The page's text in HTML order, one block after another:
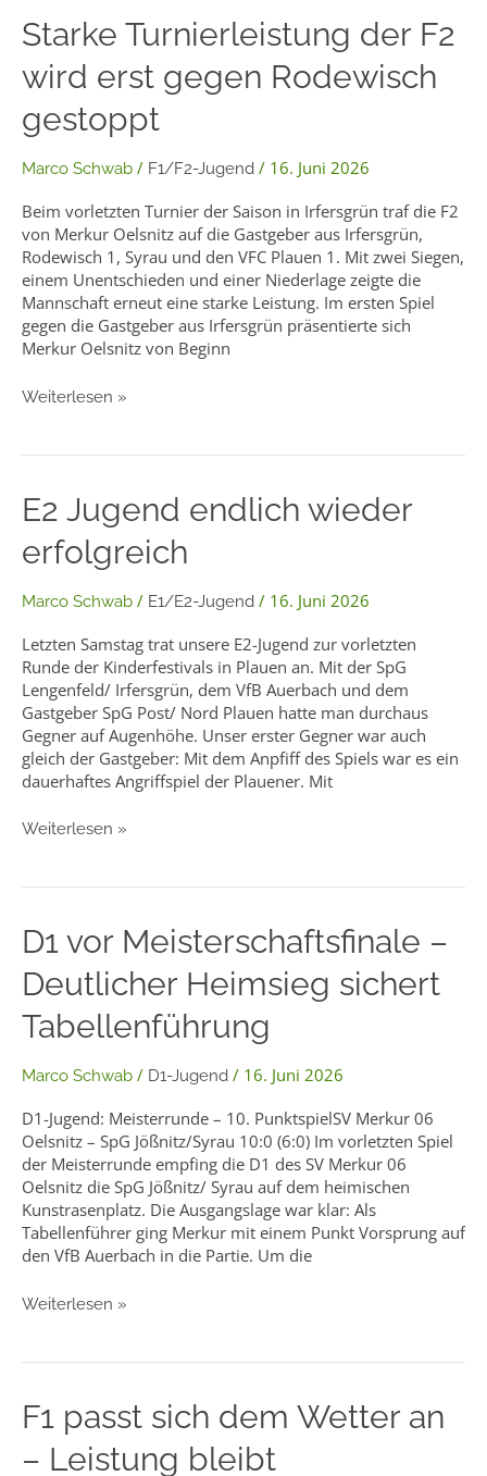
Starke Turnierleistung der F2
wird erst gegen Rodewisch
gestoppt
Marco Schwab / F1/F2-Jugend / 16. Juni 2026
Beim vorletzten Turnier der Saison in Irfersgrün traf die F2
von Merkur Oelsnitz auf die Gastgeber aus Irfersgrün,
Rodewisch 1, Syrau und den VFC Plauen 1. Mit zwei Siegen,
einem Unentschieden und einer Niederlage zeigte die
Mannschaft erneut eine starke Leistung. Im ersten Spiel
gegen die Gastgeber aus Irfersgrün präsentierte sich
Merkur Oelsnitz von Beginn
Starke
Turnierleistung
der
F2
wird
erst
gegen
gestoppt
Weiterlesen »
E2 Jugend endlich wieder
erfolgreich
Marco Schwab / E1/E2-Jugend / 16. Juni 2026
Letzten Samstag trat unsere E2-Jugend zur vorletzten
Runde der Kinderfestivals in Plauen an. Mit der SpG
Lengenfeld/ Irfersgrün, dem VfB Auerbach und dem
Gastgeber SpG Post/ Nord Plauen hatte man durchaus
Gegner auf Augenhöhe. Unser erster Gegner war auch
gleich der Gastgeber: Mit dem Anpfiff des Spiels war es ein
dauerhaftes Angriffspiel der Plauener. Mit
E2
Jugend
endlich
wieder
Weiterlesen »
D1 vor Meisterschaftsfinale –
Deutlicher Heimsieg sichert
Tabellenführung
Marco Schwab / D1-Jugend / 16. Juni 2026
D1-Jugend: Meisterrunde – 10. PunktspielSV Merkur 06
Oelsnitz – SpG Jößnitz/Syrau 10:0 (6:0) Im vorletzten Spiel
der Meisterrunde empfing die D1 des SV Merkur 06
Oelsnitz die SpG Jößnitz/ Syrau auf dem heimischen
Kunstrasenplatz. Die Ausgangslage war klar: Als
Tabellenführer ging Merkur mit einem Punkt Vorsprung auf
den VfB Auerbach in die Partie. Um die
D1
vor
Meisterschaftsfinale
–
Deutlicher
Heimsieg
sichert
Weiterlesen »
F1 passt sich dem Wetter an
– Leistung bleibt
F1
passt